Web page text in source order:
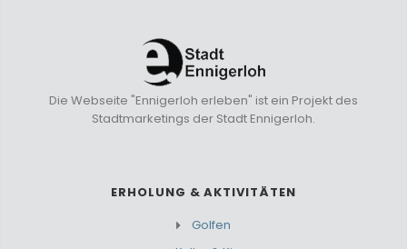
Die Webseite "Ennigerloh erleben" ist ein Projekt des
Stadtmarketings der Stadt Ennigerloh.
ERHOLUNG & AKTIVITÄTEN
Golfen